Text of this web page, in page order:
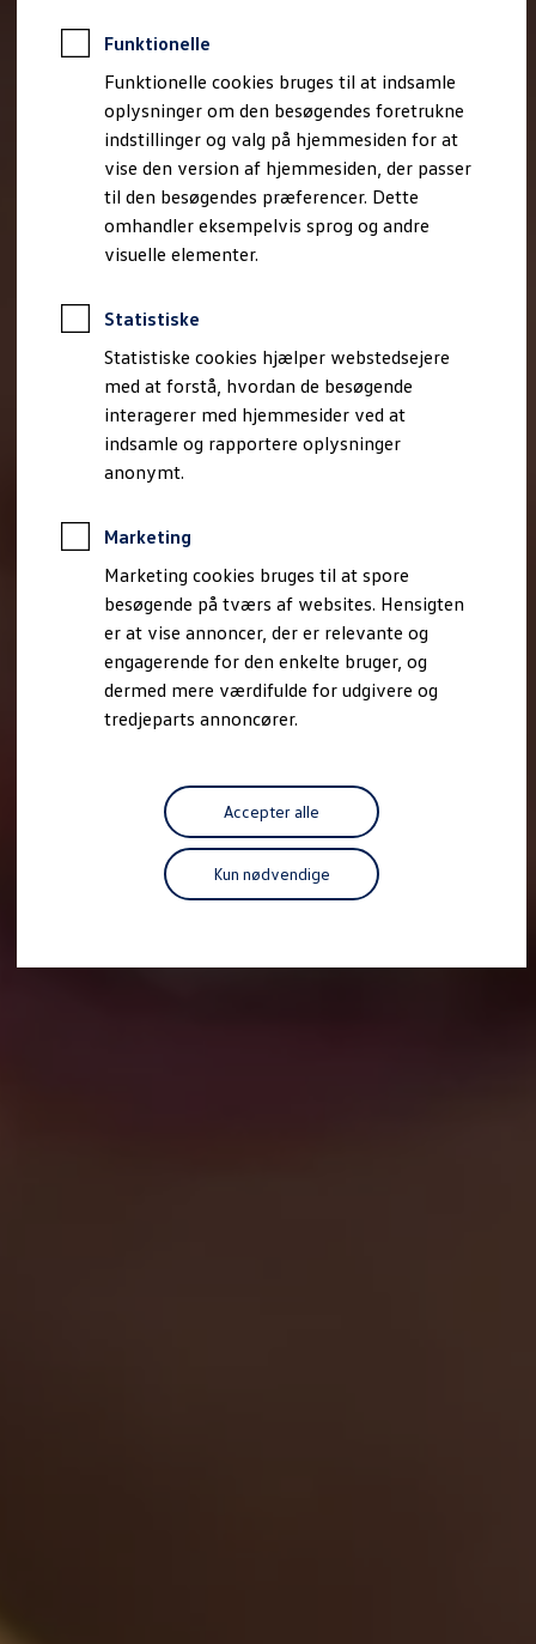
Funktionelle
Funktionelle cookies bruges til at indsamle
oplysninger om den besøgendes foretrukne
indstillinger og valg på hjemmesiden for at
vise den version af hjemmesiden, der passer
til den besøgendes præferencer. Dette
omhandler eksempelvis sprog og andre
visuelle elementer.
Statistiske
Statistiske cookies hjælper webstedsejere
med at forstå, hvordan de besøgende
interagerer med hjemmesider ved at
indsamle og rapportere oplysninger
anonymt.
Marketing
Marketing cookies bruges til at spore
besøgende på tværs af websites. Hensigten
er at vise annoncer, der er relevante og
engagerende for den enkelte bruger, og
dermed mere værdifulde for udgivere og
tredjeparts annoncører.
Accepter alle
Kun nødvendige
Book en prøvetur
Bestil et tilbud
Brugte biler
Pendlerleasing
Budgetberegner
Firmabil
Vejen til en ny Volkswagen
Online Privatleasing
Finansiering og forsikring
Volkswagen Forsikring
Volkswagen Finansiering
Ejere og services
Book tid på værkstedet
Service
Serviceabonnementer
Service 5+
Service på elbiler
Prismatch
Fordele ved autoriseret værksted
Brugbar information
Servicefordele
Digitale ekstrafunktioner
Se tjenesterne til din model
Volkswagen-apps, login og shop
Forbind mobiltelefonen med bilen
Opdateringer til software, kort og radio
Fleet Interface Data
MinVolkswagen
Digital instruktionsbog
Tilbehør
Fordele ved at vælge autoriseret værksted til din
Om Volkswagen
Nyheder
Tilmeld nyhedsbrev
Pressemeddelser
Kalenderbillede